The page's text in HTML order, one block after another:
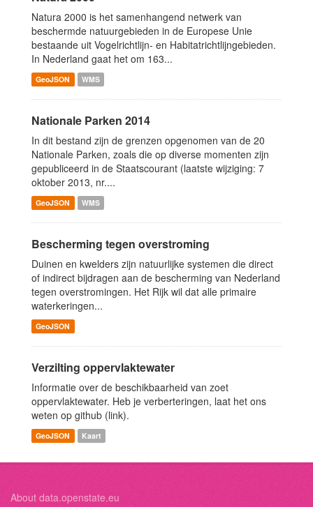
Natura 2000 is het samenhangend netwerk van
beschermde natuurgebieden in de Europese Unie
bestaande uit Vogelrichtlijn- en Habitatrichtlijngebieden.
In Nederland gaat het om 163...
GeoJSON WMS
Nationale Parken 2014
In dit bestand zijn de grenzen opgenomen van de 20
Nationale Parken, zoals die op diverse momenten zijn
gepubliceerd in de Staatscourant (laatste wijziging: 7
oktober 2013, nr....
GeoJSON WMS
Bescherming tegen overstroming
Duinen en kwelders zijn natuurlijke systemen die direct
of indirect bijdragen aan de bescherming van Nederland
tegen overstromingen. Het Rijk wil dat alle primaire
waterkeringen...
GeoJSON
Verzilting oppervlaktewater
Informatie over de beschikbaarheid van zoet
oppervlaktewater. Heb je verberteringen, laat het ons
weten op github (link).
GeoJSON Kaart
About data.openstate.eu